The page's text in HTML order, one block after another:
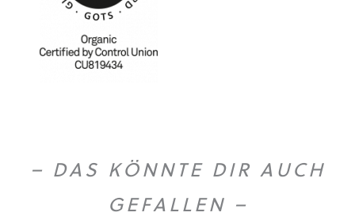
– DAS KÖNNTE DIR AUCH
GEFALLEN –